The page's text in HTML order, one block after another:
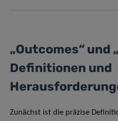
„Outcomes“ und
Definitionen und
Zunächst ist die präzise